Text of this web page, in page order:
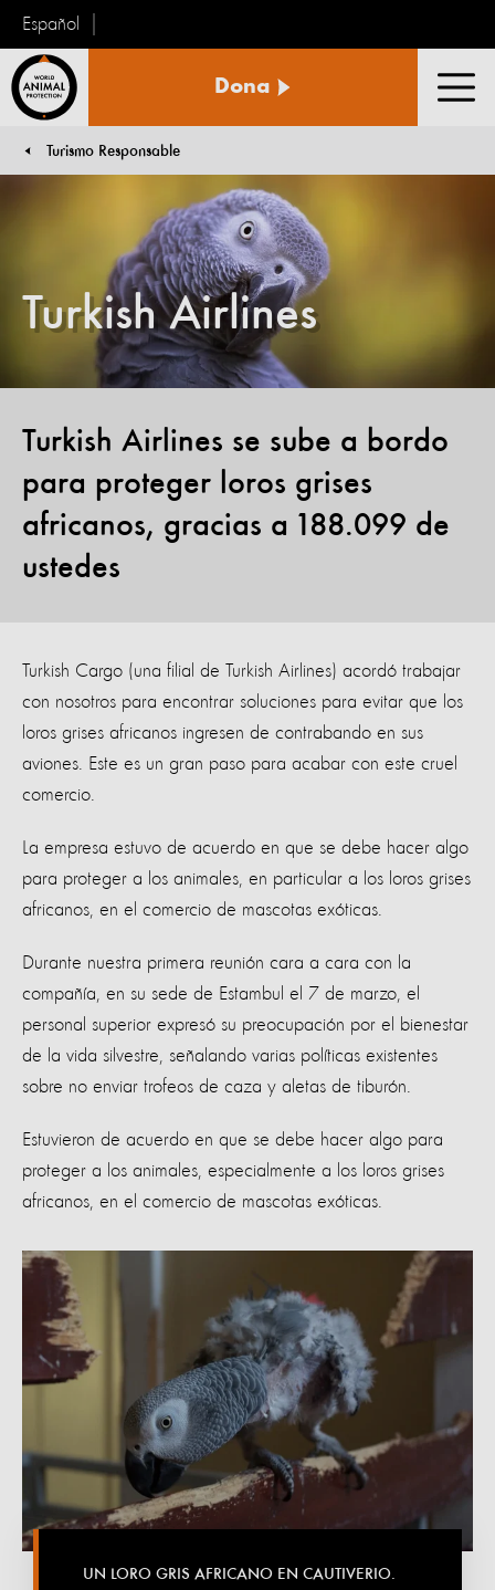
Español
Animal
Dona
Turismo Responsable
Turkish Airlines
Turkish Airlines se sube a bordo
para proteger loros grises
africanos, gracias a 188.099 de
ustedes
Turkish Cargo (una filial de Turkish Airlines) acordó trabajar
con nosotros para encontrar soluciones para evitar que los
loros grises africanos ingresen de contrabando en sus
aviones. Este es un gran paso para acabar con este cruel
comercio.
La empresa estuvo de acuerdo en que se debe hacer algo
para proteger a los animales, en particular a los loros grises
africanos, en el comercio de mascotas exóticas.
Durante nuestra primera reunión cara a cara con la
compañía, en su sede de Estambul el 7 de marzo, el
personal superior expresó su preocupación por el bienestar
de la vida silvestre, señalando varias políticas existentes
sobre no enviar trofeos de caza y aletas de tiburón.
Estuvieron de acuerdo en que se debe hacer algo para
proteger a los animales, especialmente a los loros grises
africanos, en el comercio de mascotas exóticas.
UN LORO GRIS AFRICANO EN CAUTIVERIO.